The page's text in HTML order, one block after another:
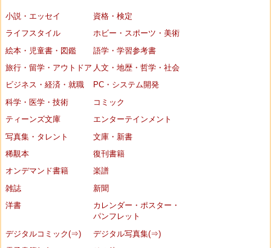
小説・エッセイ
資格・検定
ライフスタイル
ホビー・スポーツ・美術
絵本・児童書・図鑑
語学・学習参考書
旅行・留学・アウトドア 人文・地歴・哲学・社会
ビジネス・経済・就職
PC・システム開発
科学・医学・技術
コミック
ティーンズ文庫
エンターテインメント
写真集・タレント
文庫・新書
稀覯本
復刊書籍
オンデマンド書籍
楽譜
雑誌
新聞
洋書
カレンダー・ポスター・
パンフレット
デジタルコミック(⇒)
デジタル写真集(⇒)